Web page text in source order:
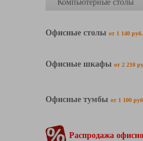
Компьютерные столы
Офисные столы от 1 140 руб.
Офисные шкафы от 2 210
Офисные тумбы от 1 100
Распродажа